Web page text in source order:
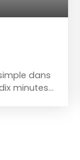
dans
minutes